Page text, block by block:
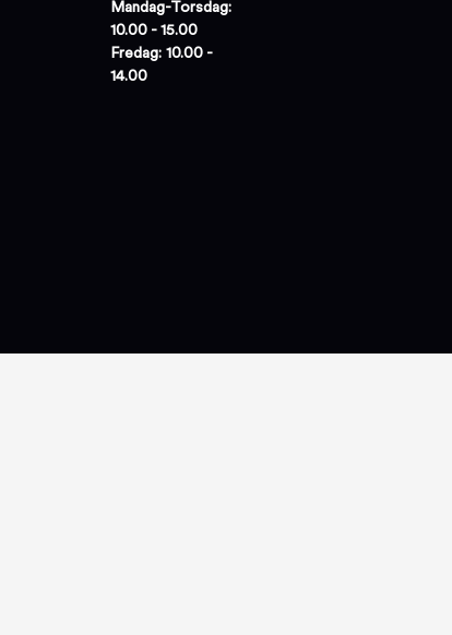
Mandag-Torsdag:
10.00 - 15.00
Fredag: 10.00 -
14.00